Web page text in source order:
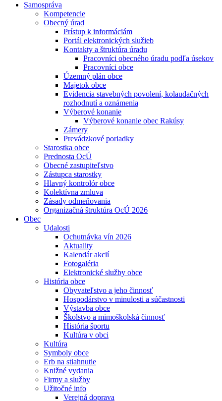
Samospráva
Kompetencie
Obecný úrad
Prístup k informáciám
Portál elektronických služieb
Kontakty a štruktúra úradu
Pracovníci obecného úradu podľa úsekov
Pracovníci obce
Územný plán obce
Majetok obce
Evidencia stavebných povolení, kolaudačných
rozhodnutí a oznámenia
Výberové konanie
Výberové konanie obec Rakúsy
Zámery
Prevádzkové poriadky
Starostka obce
Prednosta OcÚ
Obecné zastupiteľstvo
Zástupca starostky
Hlavný kontrolór obce
Kolektívna zmluva
Zásady odmeňovania
Organizačná štruktúra OcÚ 2026
Obec
Udalosti
Ochutnávka vín 2026
Aktuality
Kalendár akcií
Fotogaléria
Elektronické služby obce
História obce
Obyvateľstvo a jeho činnosť
Hospodárstvo v minulosti a súčastnosti
Výstavba obce
Školstvo a mimoškolská činnosť
História športu
Kultúra v obci
Kultúra
Symboly obce
Erb na stiahnutie
Knižné vydania
Firmy a služby
Užitočné info
Verejná doprava